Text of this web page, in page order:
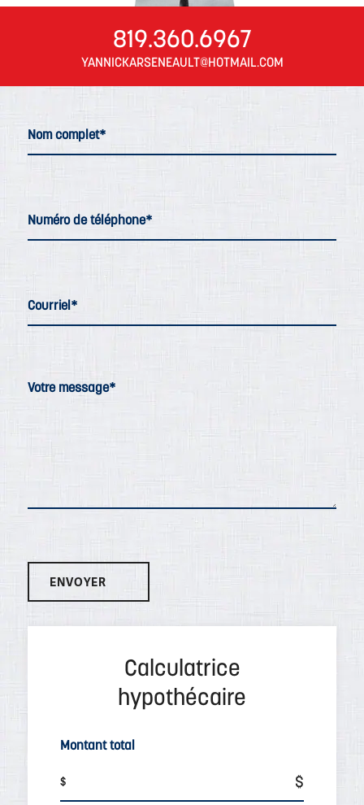
819.360.6967
YANNICKARSENEAULT@HOTMAIL.COM
Montant total